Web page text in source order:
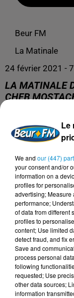
Beur FM
La Matinale
24 février 2021 -
LA MATINALE
CHEB
Présentation :
DERNIERS
Le
We and our (447)
your consent and/or
information on a
profiles for
advertising; Measure
performance;
of data from different
profiles to
content; Use limited
detect fraud, and fix
Save and
process personal
following
requested; Use
other data sources;
information